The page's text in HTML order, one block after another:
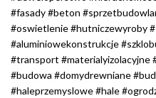
#fasady #beton
#oswietlenie #hutniczewyroby
#aluminiowekonstrukcje
#transport #materialyizolacyjne
#budowa #domydrewniane
#haleprzemyslowe #hale